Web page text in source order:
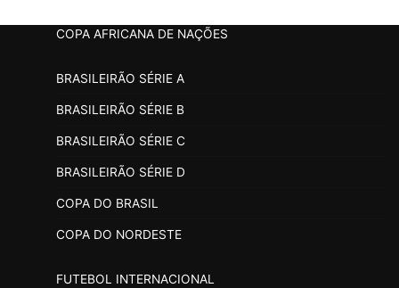
COPA AFRICANA DE NAÇÕES
BRASILEIRÃO SÉRIE A
BRASILEIRÃO SÉRIE B
BRASILEIRÃO SÉRIE C
BRASILEIRÃO SÉRIE D
COPA DO BRASIL
COPA DO NORDESTE
FUTEBOL INTERNACIONAL